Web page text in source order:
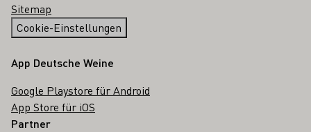
Sitemap
Cookie-Einstellungen
App Deutsche Weine
Google Playstore für Android
App Store für iOS
Partner